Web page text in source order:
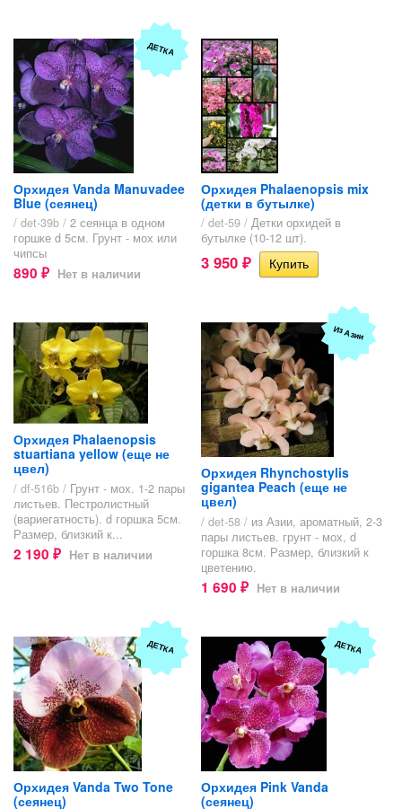
ДЕТКА
Орхидея Vanda Manuvadee
Blue (сеянец)
/ det-39b / 2 сеянца в одном
горшке d 5см. Грунт - мох или
чипсы
890 ₽ Нет в наличии
Орхидея Phalaenopsis mix
(детки в бутылке)
/ det-59 / Детки орхидей в
бутылке (10-12 шт).
3 950 ₽
Орхидея Phalaenopsis
stuartiana yellow (еще не
цвел)
/ df-516b / Грунт - мох. 1-2 пары
листьев. Пестролистный
(вариегатность). d горшка 5см.
Размер, близкий к...
2 190 ₽ Нет в наличии
Из Азии
Орхидея Rhynchostylis
gigantea Peach (еще не
цвел)
/ det-58 / из Азии, ароматный, 2-3
пары листьев. грунт - мох, d
горшка 8см. Размер, близкий к
цветению.
1 690 ₽ Нет в наличии
ДЕТКА
Орхидея Vanda Two Tone
(сеянец)
ДЕТКА
Орхидея Pink Vanda
(сеянец)